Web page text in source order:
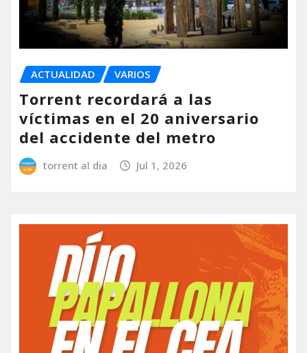
ACTUALIDAD VARIOS
Torrent recordará a las
víctimas en el 20 aniversario
del accidente del metro
torrent al dia Jul 1, 2026